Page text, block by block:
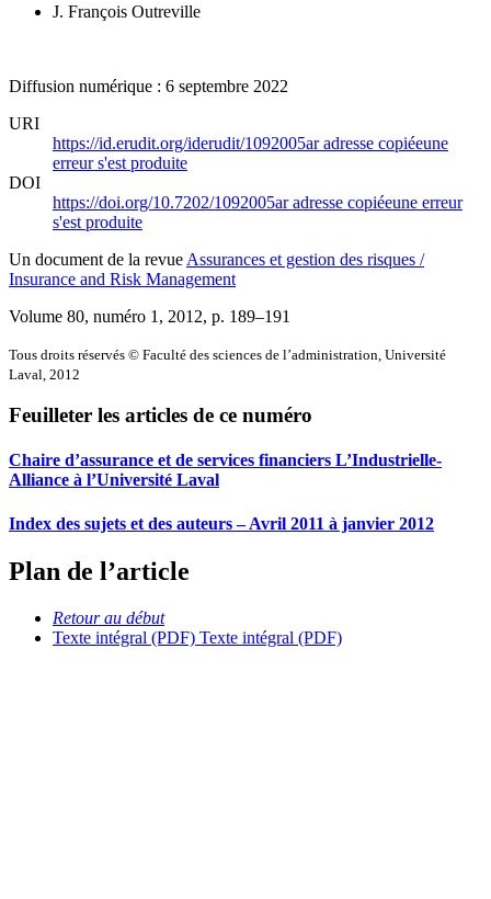
J. François Outreville
Diffusion numérique : 6 septembre 2022
URI
https://id.erudit.org/iderudit/1092005aradresse copiéeune
erreur s'est produite
DOI
https://doi.org/10.7202/1092005aradresse copiéeune erreur
s'est produite
Un document de la revue Assurances et gestion des risques /
Insurance and Risk Management
Volume 80, numéro 1, 2012, p. 189–191
Tous droits réservés © Faculté des sciences de l’administration, Université
Laval, 2012
Feuilleter les articles de ce numéro
Chaire d’assurance et de services financiers L’Industrielle-
Alliance à l’Université Laval
Index des sujets et des auteurs – Avril 2011 à janvier 2012
Plan de l’article
Retour au début
Texte intégral (PDF) Texte intégral (PDF)